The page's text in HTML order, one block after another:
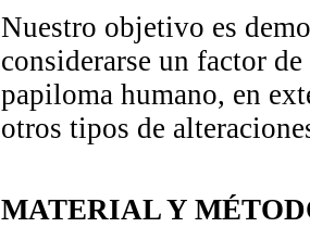
Nuestro objetivo es
considerarse un factor
papiloma humano, en
otros tipos de
MATERIAL Y